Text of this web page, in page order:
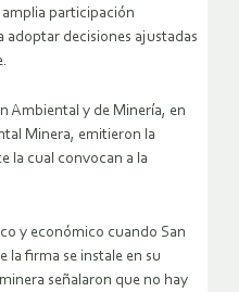
participación
adoptar decisiones ajustadas
Ambiental y de Minería, en
Minera, emitieron la
la cual convocan a la
y económico cuando San
la firma se instale en su
señalaron que no hay